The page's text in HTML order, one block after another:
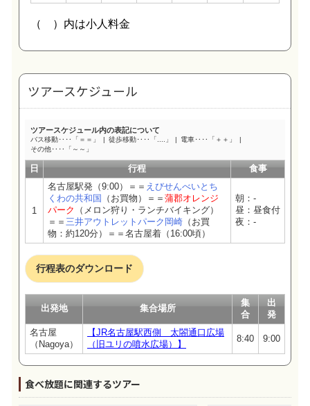
ツアースケジュール
ツアースケジュール内の表記について
バス移動‥‥「＝＝」 徒歩移動‥‥「....」
電車‥‥「＋＋」
その他‥‥「～～」
日 行程 食事
1
名古屋駅発（9:00）＝＝ えびせんべいとち
くわの共和国
（お買物）＝＝ 蒲郡オレンジ
パーク
（メロン狩り・ランチバイキング）
＝＝ 三井アウトレットパーク岡崎 （お買
物：約120分）＝＝名古屋着（16:00頃）
朝：-
昼：昼食付
夜：-
行程表のダウンロード
出発地 集合場所
集
合
出
発
名古屋
（Nagoya）
【JR名古屋駅西側 太閤通口広場
（旧ユリの噴水広場）】
8:40 9:00
食べ放題に関連するツアー